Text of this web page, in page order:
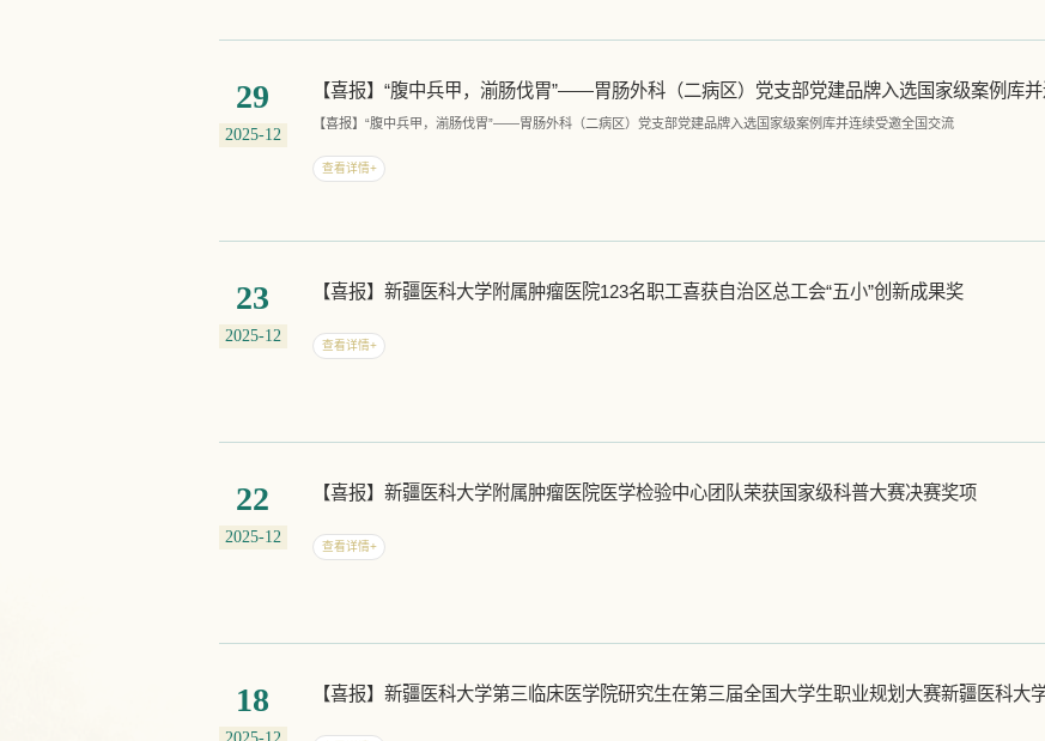
29
2025-12
【喜报】“腹中兵甲，湔肠伐胃”——胃肠外科（二病区）党支部党建品牌入选国家级案例库并连续受邀全国交流
查看详情+
23
2025-12
【喜报】新疆医科大学附属肿瘤医院123名职工喜获自治区总工会“五小”创新成果奖
查看详情+
22
2025-12
【喜报】新疆医科大学附属肿瘤医院医学检验中心团队荣获国家级科普大赛决赛奖项
查看详情+
18